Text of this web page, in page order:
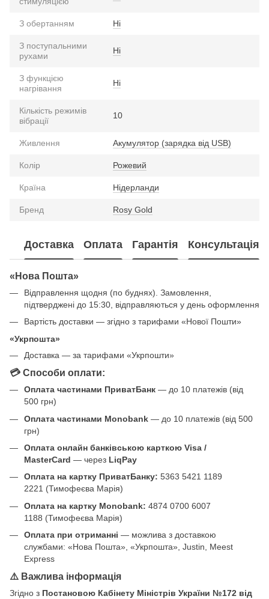
З обертанням Ні
З поступальними
рухами
Ні
З функцією
нагрівання
Ні
Кількість режимів
вібрації
10
Живлення Акумулятор (зарядка від USB)
Колір Рожевий
Країна Нідерланди
Бренд Rosy Gold
Доставка Оплата Гарантія Консультація
«Нова Пошта»
Відправлення щодня (по буднях). Замовлення,
підтверджені до 15:30, відправляються у день оформлення
Вартість доставки — згідно з тарифами «Нової Пошти»
«Укрпошта»
Доставка — за тарифами «Укрпошти»
💳 Способи оплати:
Оплата частинами ПриватБанк — до 10 платежів (від
500 грн)
Оплата частинами Monobank — до 10 платежів (від 500
грн)
Оплата онлайн банківською карткою Visa /
MasterCard — через LiqPay
Оплата на картку ПриватБанку: 5363 5421 1189
2221 (Тимофеєва Марія)
Оплата на картку Monobank: 4874 0700 6007
1188 (Тимофеєва Марія)
Оплата при отриманні — можлива з доставкою
службами: «Нова Пошта», «Укрпошта», Justin, Meest
Express
⚠️ Важлива інформація
Згідно з Постановою Кабінету Міністрів України №172 від